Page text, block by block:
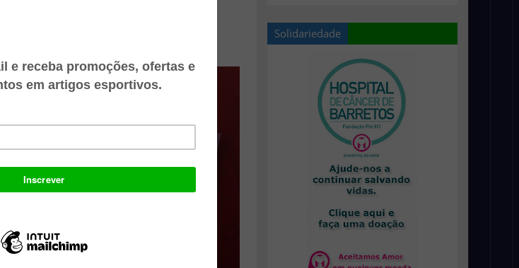
Solidariedade